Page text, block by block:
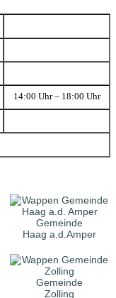
14:00 Uhr – 18:00 Uhr
Gemeinde
Haag a.d.Amper
Gemeinde
Zolling